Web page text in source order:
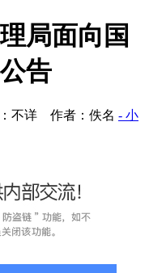
局面向国
告
不详 作者：佚名 - 小